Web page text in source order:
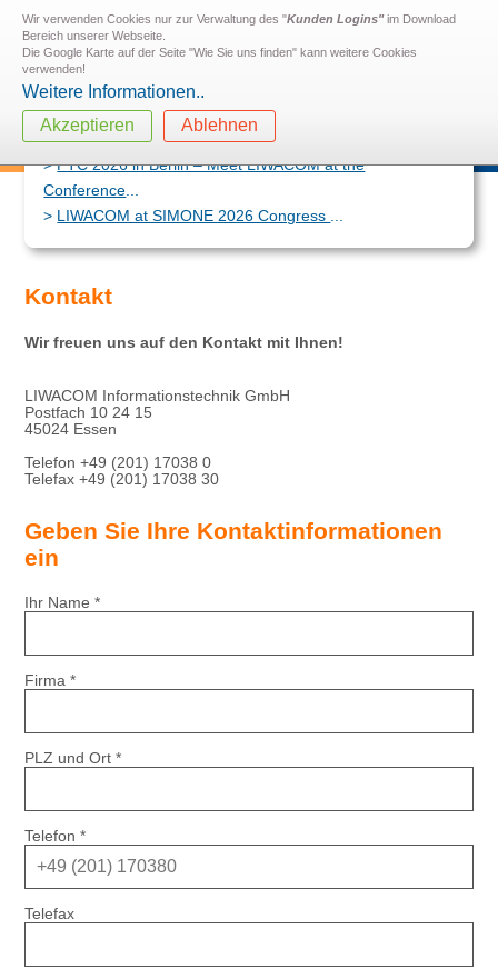
LIWACOM at PSIG 2026 in Amsterdam
PTC 2026 in Berlin – Meet LIWACOM at the
Conference...
LIWACOM at SIMONE 2026 Congress ...
Kontakt
Wir freuen uns auf den Kontakt mit Ihnen!
LIWACOM Informationstechnik GmbH
Postfach 10 24 15
45024 Essen
Telefon +49 (201) 17038 0
Telefax +49 (201) 17038 30
Geben Sie Ihre Kontaktinformationen
ein
Ihr Name*
Firma*
PLZ und Ort*
Telefon*
Telefax
Wir verwenden Cookies nur zur Verwaltung des "Kunden Logins"im Download
Bereich unserer Webseite.
Die Google Karte auf der Seite "Wie Sie uns finden" kann weitere Cookies
verwenden!
Weitere Informationen..
Akzeptieren
Ablehnen